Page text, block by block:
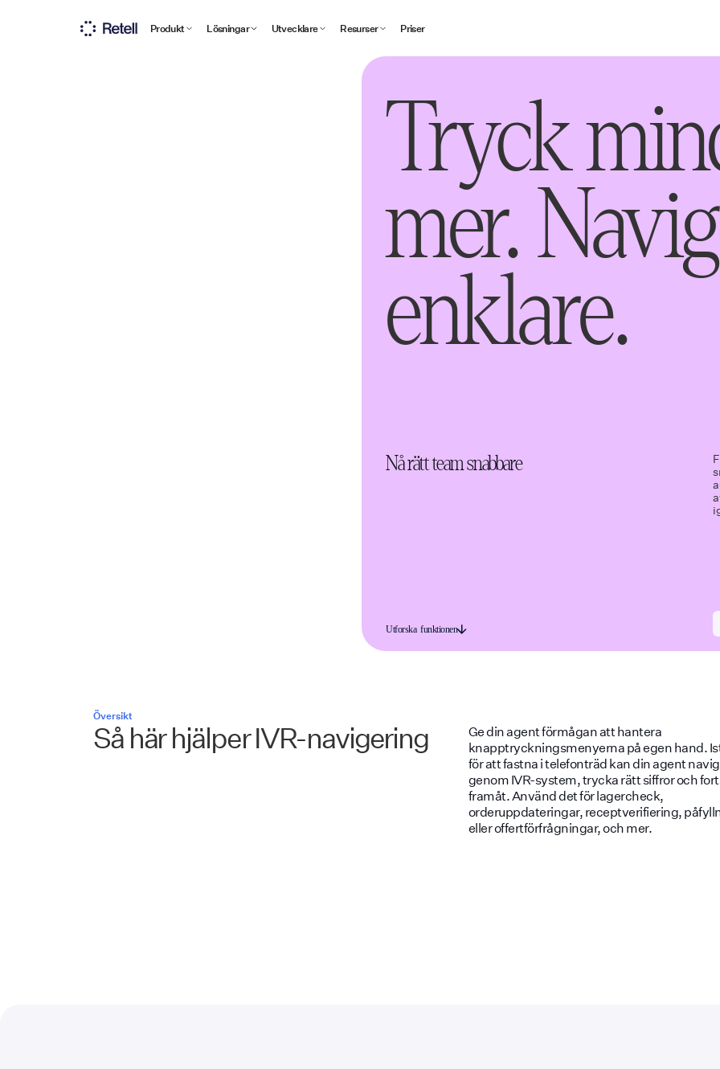
Produkt Lösningar Utvecklare Resurser Priser
Tryck
mer.
enklare.
Nå rätt team snabbare
Utforska funktionen
Översikt
Så här hjälper IVR-navigering
Ge din agent förmågan att hantera
knapptryckningsmenyerna på egen hand.
för att fastna i telefonträd kan din agent
genom IVR-system, trycka rätt siffror och
framåt. Använd det för lagercheck,
orderuppdateringar, receptverifiering,
eller offertförfrågningar, och mer.